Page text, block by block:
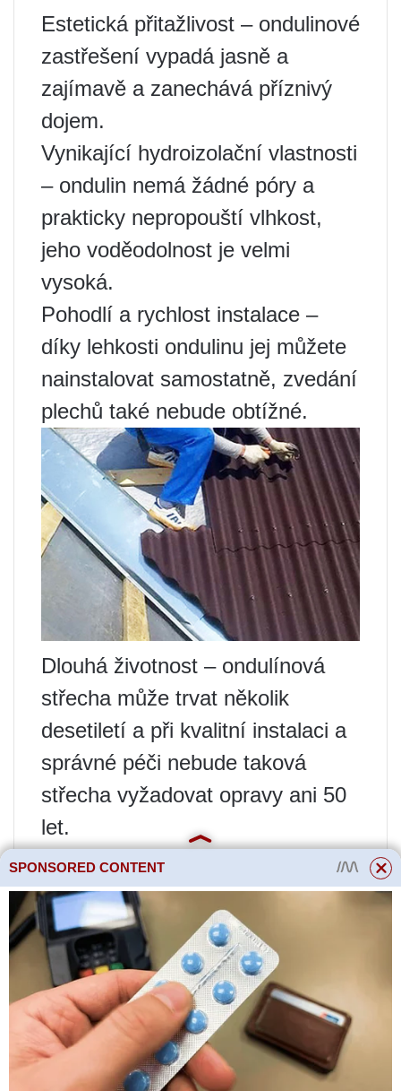
Estetická přitažlivost – ondulinové
zastřešení vypadá jasně a
zajímavě a zanechává příznivý
dojem.
Vynikající hydroizolační vlastnosti
– ondulin nemá žádné póry a
prakticky nepropouští vlhkost,
jeho voděodolnost je velmi
vysoká.
Pohodlí a rychlost instalace –
díky lehkosti ondulinu jej můžete
nainstalovat samostatně, zvedání
plechů také nebude obtížné.
Dlouhá životnost – ondulínová
střecha může trvat několik
desetiletí a při kvalitní instalaci a
správné péči nebude taková
střecha vyžadovat opravy ani 50
let.
Odolnost – ondulínová střecha
snadno odolá tíze silné sněhové
pokrývky a nárazu silného
krupobití.
SPONSORED CONTENT